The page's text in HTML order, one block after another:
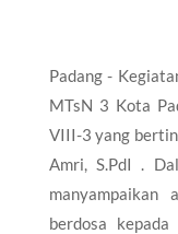
Padang -
MTsN 3 Kota
VIII-3 yang
Amri, S.PdI .
berdosa